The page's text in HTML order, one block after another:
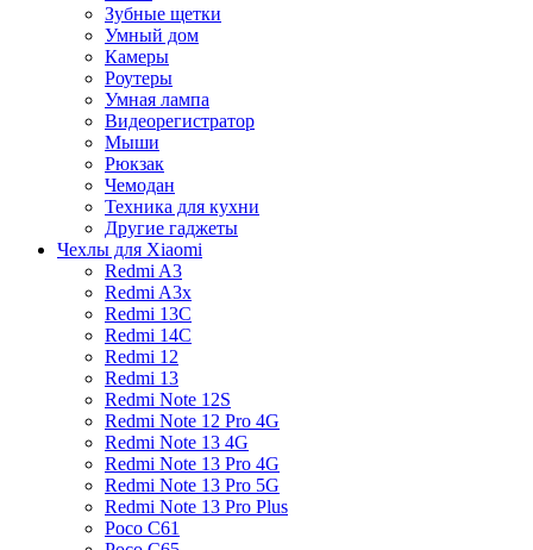
Зубные щетки
Умный дом
Камеры
Роутеры
Умная лампа
Видеорегистратор
Мыши
Рюкзак
Чемодан
Техника для кухни
Другие гаджеты
Чехлы для Xiaomi
Redmi A3
Redmi A3x
Redmi 13C
Redmi 14C
Redmi 12
Redmi 13
Redmi Note 12S
Redmi Note 12 Pro 4G
Redmi Note 13 4G
Redmi Note 13 Pro 4G
Redmi Note 13 Pro 5G
Redmi Note 13 Pro Plus
Poco C61